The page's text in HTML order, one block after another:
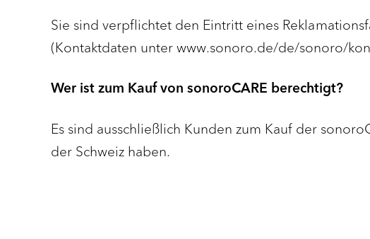
Sie sind verpflichtet den Eintritt eines
(Kontaktdaten unter www.sonoro.de/de/sonoro/
Wer ist zum Kauf von sonoroCARE berechtigt?
Es sind ausschließlich Kunden zum Kauf der
der Schweiz haben.